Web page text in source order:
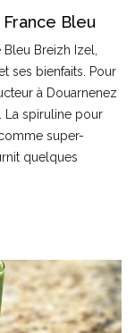
Bleu
Breizh Izel,
ses bienfaits. Pour
à Douarnenez
La spiruline pour
super-
quelques